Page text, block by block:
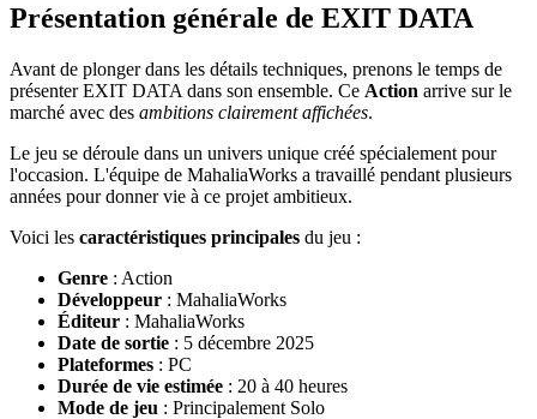
Présentation générale de EXIT DATA
Avant de plonger dans les détails techniques, prenons le temps de
présenter EXIT DATA dans son ensemble. Ce Action arrive sur le
marché avec des ambitions clairement affichées.
Le jeu se déroule dans un univers unique créé spécialement pour
l'occasion. L'équipe de MahaliaWorks a travaillé pendant plusieurs
années pour donner vie à ce projet ambitieux.
Voici les caractéristiques principales du jeu :
Genre : Action
Développeur : MahaliaWorks
Éditeur : MahaliaWorks
Date de sortie : 5 décembre 2025
Plateformes : PC
Durée de vie estimée : 20 à 40 heures
Mode de jeu : Principalement Solo